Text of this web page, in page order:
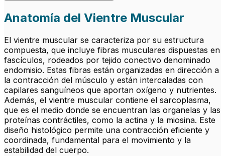
Anatomía del Vientre Muscular
El vientre muscular se caracteriza por su estructura
compuesta, que incluye fibras musculares dispuestas en
fascículos, rodeados por tejido conectivo denominado
endomisio. Estas fibras están organizadas en dirección a
la contracción del músculo y están intercaladas con
capilares sanguíneos que aportan oxígeno y nutrientes.
Además, el vientre muscular contiene el sarcoplasma,
que es el medio donde se encuentran las organelas y las
proteínas contráctiles, como la actina y la miosina. Este
diseño histológico permite una contracción eficiente y
coordinada, fundamental para el movimiento y la
estabilidad del cuerpo.